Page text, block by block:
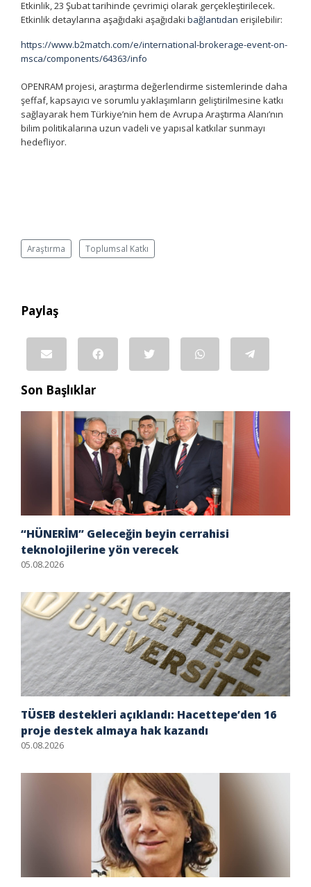
Etkinlik, 23 Şubat tarihinde çevrimiçi olarak gerçekleştirilecek.
Etkinlik detaylarına aşağıdaki aşağıdaki bağlantıdan erişilebilir:
https://www.b2match.com/e/international-brokerage-event-on-
msca/components/64363/info
OPENRAM projesi, araştırma değerlendirme sistemlerinde daha
şeffaf, kapsayıcı ve sorumlu yaklaşımların geliştirilmesine katkı
sağlayarak hem Türkiye’nin hem de Avrupa Araştırma Alanı’nın
bilim politikalarına uzun vadeli ve yapısal katkılar sunmayı
hedefliyor.
Araştırma Toplumsal Katkı
Paylaş
Son Başlıklar
“HÜNERİM” Geleceğin beyin cerrahisi
teknolojilerine yön verecek
05.08.2026
TÜSEB destekleri açıklandı: Hacettepe’den 16
proje destek almaya hak kazandı
05.08.2026